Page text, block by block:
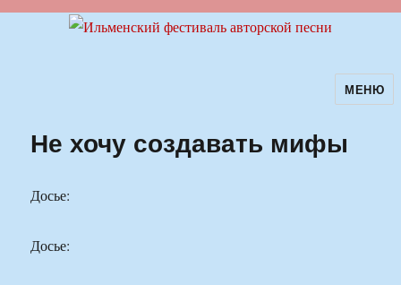
Ильменский фестиваль авторскойМЕНЮ
Не хочу создавать мифы
Досье:
Досье: